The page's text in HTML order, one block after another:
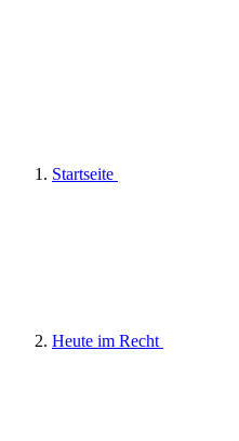
Startseite
Heute im Recht